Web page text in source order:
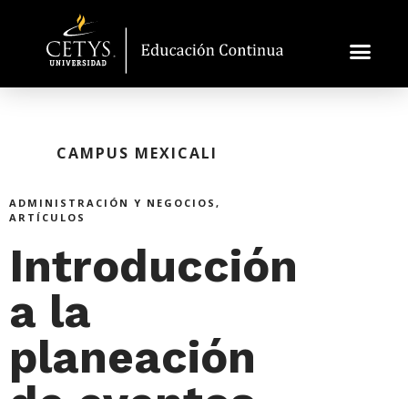
CAMPUS MEXICALI
ADMINISTRACIÓN Y NEGOCIOS ,
ARTÍCULOS
Introducción
a la
planeación